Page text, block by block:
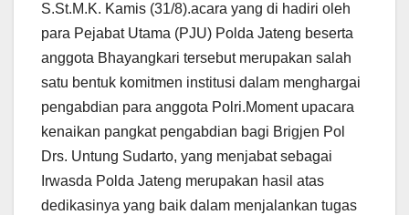
S.St.M.K. Kamis (31/8).acara yang di hadiri oleh
para Pejabat Utama (PJU) Polda Jateng beserta
anggota Bhayangkari tersebut merupakan salah
satu bentuk komitmen institusi dalam menghargai
pengabdian para anggota Polri.Moment upacara
kenaikan pangkat pengabdian bagi Brigjen Pol
Drs. Untung Sudarto, yang menjabat sebagai
Irwasda Polda Jateng merupakan hasil atas
dedikasinya yang baik dalam menjalankan tugas